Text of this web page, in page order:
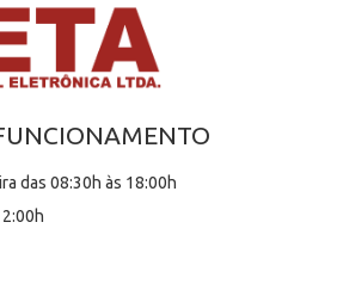
das 08:30h às 18:00h